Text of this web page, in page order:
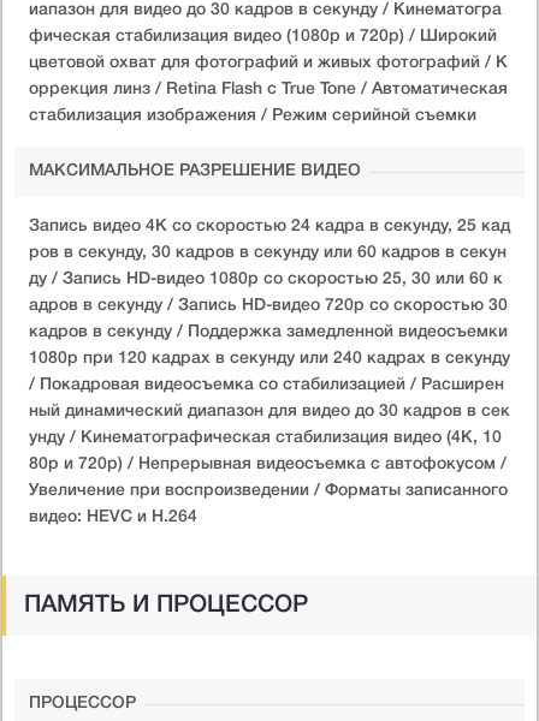
иапазон для видео до 30 кадров в секунду / Кинематогра
фическая стабилизация видео (1080p и 720p) / Широкий
цветовой охват для фотографий и живых фотографий / К
оррекция линз / Retina Flash с True Tone / Автоматическая
стабилизация изображения / Режим серийной съемки
МАКСИМАЛЬНОЕ РАЗРЕШЕНИЕ ВИДЕО
Запись видео 4K со скоростью 24 кадра в секунду, 25 кад
ров в секунду, 30 кадров в секунду или 60 кадров в секун
ду / Запись HD-видео 1080p со скоростью 25, 30 или 60 к
адров в секунду / Запись HD-видео 720p со скоростью 30
кадров в секунду / Поддержка замедленной видеосъемки
1080p при 120 кадрах в секунду или 240 кадрах в секунду
/ Покадровая видеосъемка со стабилизацией / Расширен
ный динамический диапазон для видео до 30 кадров в сек
унду / Кинематографическая стабилизация видео (4K, 10
80p и 720p) / Непрерывная видеосъемка с автофокусом /
Увеличение при воспроизведении / Форматы записанного
видео: HEVC и H.264
ПАМЯТЬ И ПРОЦЕССОР
ПРОЦЕССОР